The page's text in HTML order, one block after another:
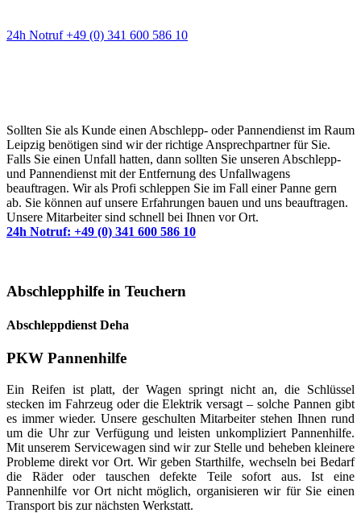
24h Notruf +49 (0) 341 600 586 10
Sollten Sie als Kunde einen Abschlepp- oder Pannendienst im Raum
Leipzig benötigen sind wir der richtige Ansprechpartner für Sie.
Falls Sie einen Unfall hatten, dann sollten Sie unseren Abschlepp-
und Pannendienst mit der Entfernung des Unfallwagens
beauftragen. Wir als Profi schleppen Sie im Fall einer Panne gern
ab. Sie können auf unsere Erfahrungen bauen und uns beauftragen.
Unsere Mitarbeiter sind schnell bei Ihnen vor Ort.
24h Notruf: +49 (0) 341 600 586 10
Abschlepphilfe in Teuchern
Abschleppdienst Deha
PKW Pannenhilfe
Ein Reifen ist platt, der Wagen springt nicht an, die Schlüssel
stecken im Fahrzeug oder die Elektrik versagt – solche Pannen gibt
es immer wieder. Unsere geschulten Mitarbeiter stehen Ihnen rund
um die Uhr zur Verfügung und leisten unkompliziert Pannenhilfe.
Mit unserem Servicewagen sind wir zur Stelle und beheben kleinere
Probleme direkt vor Ort. Wir geben Starthilfe, wechseln bei Bedarf
die Räder oder tauschen defekte Teile sofort aus. Ist eine
Pannenhilfe vor Ort nicht möglich, organisieren wir für Sie einen
Transport bis zur nächsten Werkstatt.